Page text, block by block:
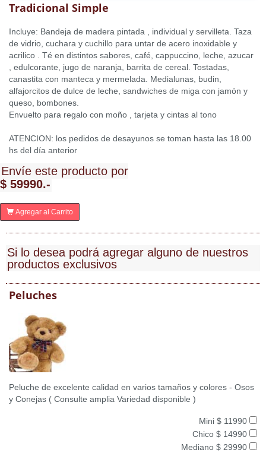
Tradicional Simple
Incluye: Bandeja de madera pintada , individual y servilleta. Taza
de vidrio, cuchara y cuchillo para untar de acero inoxidable y
acrilico . Té en distintos sabores, café, cappuccino, leche, azucar
, edulcorante, jugo de naranja, barrita de cereal. Tostadas,
canastita con manteca y mermelada. Medialunas, budin,
alfajorcitos de dulce de leche, sandwiches de miga con jamón y
queso, bombones.
Envuelto para regalo con moño , tarjeta y cintas al tono
ATENCION: los pedidos de desayunos se toman hasta las 18.00
hs del día anterior
Envíe este producto por
$ 59990.-
Agregar al Carrito
Si lo desea podrá agregar alguno de nuestros
productos exclusivos
Peluches
Peluche de excelente calidad en varios tamaños y colores - Osos
y Conejas ( Consulte amplia Variedad disponible )
Mini $ 11990
Chico $ 14990
Mediano $ 29990